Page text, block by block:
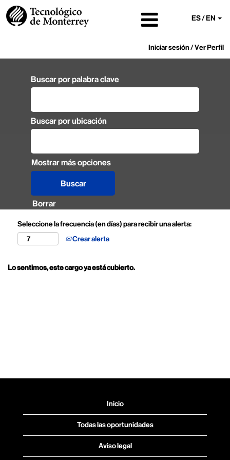
ES / EN
Iniciar sesión / Ver Perfil
Buscar por palabra clave
Buscar por ubicación
Mostrar más opciones
Borrar
Seleccione la frecuencia (en días) para recibir una alerta:
Crear alerta
Lo sentimos, este cargo ya está cubierto.
Inicio
Todas las oportunidades
Aviso legal